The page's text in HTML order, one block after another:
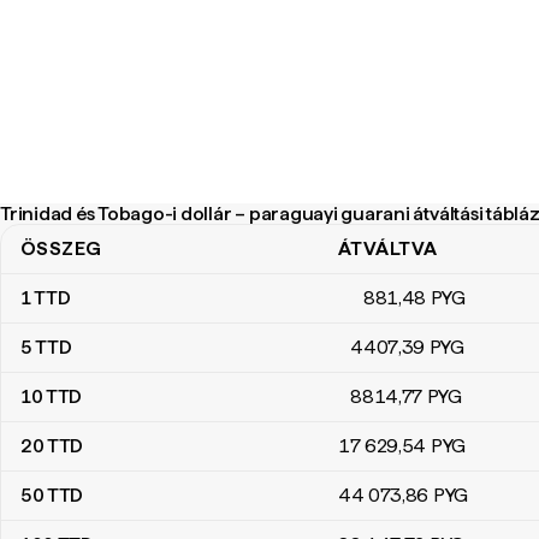
Trinidad és Tobago-i dollár – paraguayi guarani átváltási
Trinidad és Tobago-i dollár – paraguayi guarani átváltási táblázat
ÖSSZEG ÁTVÁLTVA
1TTD 881,48 PYG
5TTD 4407,39 PYG
10TTD 8814,77 PYG
20TTD 17 629,54 PYG
50TTD 44 073,86 PYG